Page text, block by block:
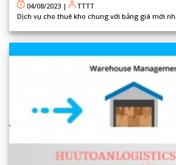
04/08/2023 |
TTTT
Dịch vụ cho thuê kho chung với bảng giá mới